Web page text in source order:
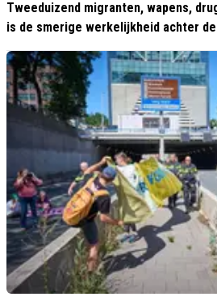
Tweeduizend migranten, wapens,
is de smerige werkelijkheid achter de